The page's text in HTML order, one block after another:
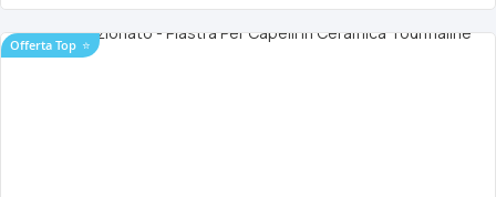
Offerta Top ⭐